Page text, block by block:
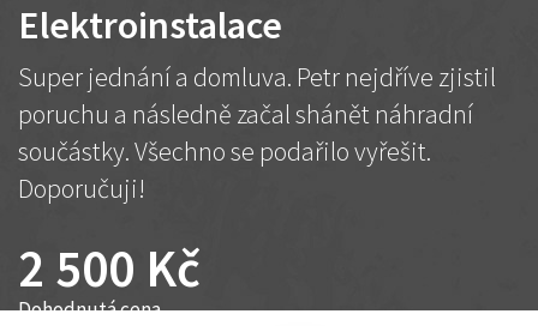
Elektroinstalace
Super jednání a domluva. Petr nejdříve zjistil
poruchu a následně začal shánět náhradní
součástky. Všechno se podařilo vyřešit.
Doporučuji!
2 500 Kč
Dohodnutá cena